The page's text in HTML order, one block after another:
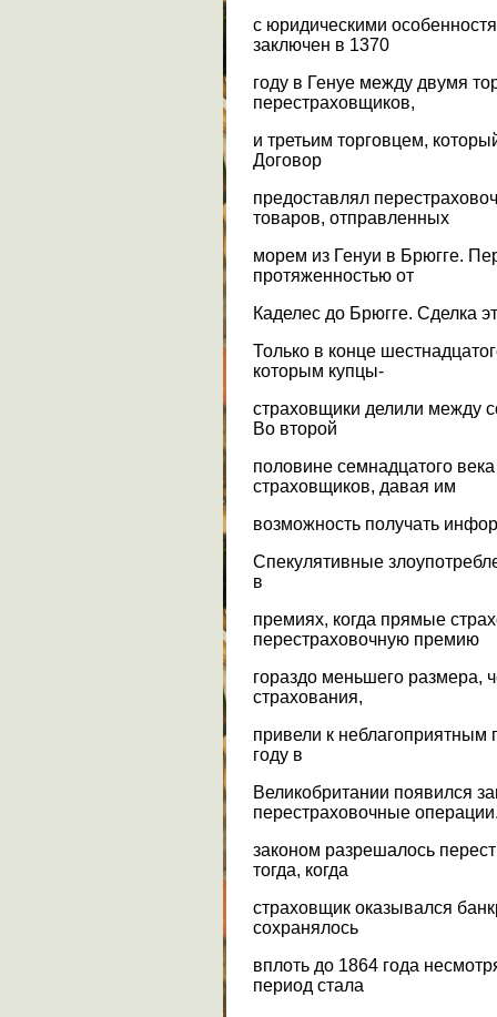
с юридическими
заключен в 1370
году в Генуе между двумя
перестраховщиков,
и третьим торговцем,
Договор
предоставлял
товаров, отправленных
морем из Генуи в Брюгге.
протяженностью от
Каделес до Брюгге. Сделка
Только в конце
которым купцы-
страховщики делили между
Во второй
половине семнадцатого
страховщиков, давая им
возможность получать
Спекулятивные
в
премиях, когда прямые
перестраховочную премию
гораздо меньшего размера,
страхования,
привели к неблагоприятным
году в
Великобритании появился
перестраховочные
законом разрешалось
тогда, когда
страховщик оказывался
сохранялось
вплоть до 1864 года
период стала